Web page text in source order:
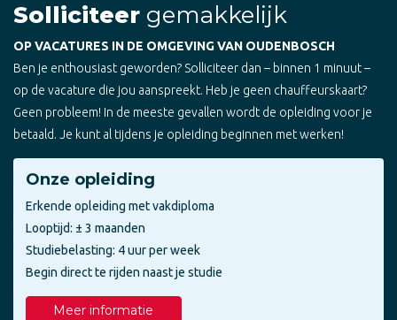
Solliciteer gemakkelijk
OP VACATURES IN DE OMGEVING VAN OUDENBOSCH
Ben je enthousiast geworden? Solliciteer dan – binnen 1 minuut –
op de vacature die jou aanspreekt. Heb je geen chauffeurskaart?
Geen probleem! In de meeste gevallen wordt de opleiding voor je
betaald. Je kunt al tijdens je opleiding beginnen met werken!
Onze opleiding
Erkende opleiding met vakdiploma
Looptijd: ± 3 maanden
Studiebelasting: 4 uur per week
Begin direct te rijden naast je studie
Meer informatie